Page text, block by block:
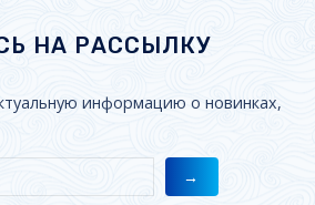
НА РАССЫЛКУ
информацию о новинках,